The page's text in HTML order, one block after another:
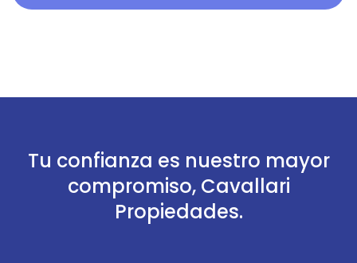
Tu confianza es nuestro mayor
compromiso, Cavallari
Propiedades.